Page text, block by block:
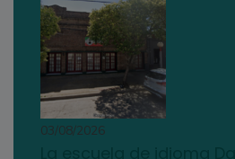
03/08/2026